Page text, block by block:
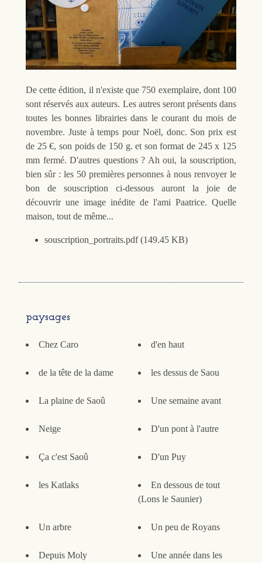
De cette édition, il n'existe que 750 exemplaire, dont 100
sont réservés aux auteurs. Les autres seront présents dans
toutes les bonnes librairies dans le courant du mois de
novembre. Juste à temps pour Noël, donc. Son prix est
de 25 €, son poids de 150 g. et son format de 245 x 125
mm fermé. D'autres questions ? Ah oui, la souscription,
bien sûr : les 50 premières personnes à nous renvoyer le
bon de souscription ci-dessous auront la joie de
découvrir une image inédite de l'ami Paatrice. Quelle
maison, tout de même...
souscription_portraits.pdf (149.45 KB)
paysages
Chez Caro d'en haut
de la tête de la dame les dessus de Saou
La plaine de Saoû Une semaine avant
Neige D'un pont à l'autre
Ça c'est Saoû D'un Puy
les Katlaks
En dessous de tout
(Lons le Saunier)
Un arbre Un peu de Royans
Depuis Moly
Une année dans les